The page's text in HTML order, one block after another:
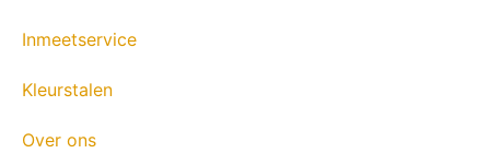
Inmeetservice
Kleurstalen
Over ons